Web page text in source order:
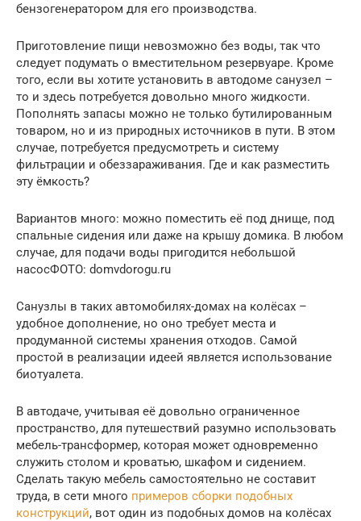
бензогенератором для его производства.
Приготовление пищи невозможно без воды, так что
следует подумать о вместительном резервуаре. Кроме
того, если вы хотите установить в автодоме санузел –
то и здесь потребуется довольно много жидкости.
Пополнять запасы можно не только бутилированным
товаром, но и из природных источников в пути. В этом
случае, потребуется предусмотреть и систему
фильтрации и обеззараживания. Где и как разместить
эту ёмкость?
Вариантов много: можно поместить её под днище, под
спальные сидения или даже на крышу домика. В любом
случае, для подачи воды пригодится небольшой
насосФОТО: domvdorogu.ru
Санузлы в таких автомобилях-домах на колёсах –
удобное дополнение, но оно требует места и
продуманной системы хранения отходов. Самой
простой в реализации идеей является использование
биотуалета.
В автодаче, учитывая её довольно ограниченное
пространство, для путешествий разумно использовать
мебель-трансформер, которая может одновременно
служить столом и кроватью, шкафом и сидением.
Сделать такую мебель самостоятельно не составит
труда, в сети много примеров сборки подобных
конструкций, вот один из подобных домов на колёсах